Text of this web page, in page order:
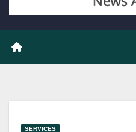
SERVICES